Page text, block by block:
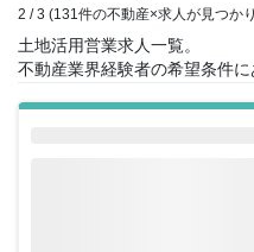
2 / 3 (131件の不動産×求人が見つか
土地活用営業求人一覧。
不動産業界経験者の希望条件